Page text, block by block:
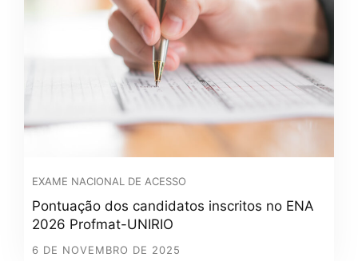
EXAME NACIONAL DE ACESSO
Pontuação dos candidatos inscritos no ENA
2026 Profmat-UNIRIO
6 DE NOVEMBRO DE 2025